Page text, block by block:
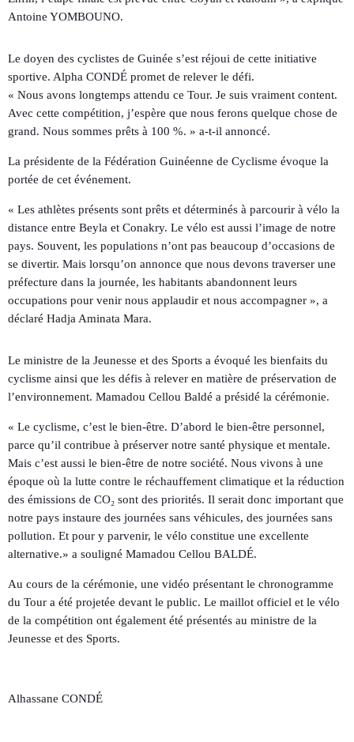
Antoine YOMBOUNO.
Le doyen des cyclistes de Guinée s’est réjoui de cette initiative
sportive. Alpha CONDÉ promet de relever le défi.
« Nous avons longtemps attendu ce Tour. Je suis vraiment content.
Avec cette compétition, j’espère que nous ferons quelque chose de
grand. Nous sommes prêts à 100 %. » a-t-il annoncé.
La présidente de la Fédération Guinéenne de Cyclisme évoque la
portée de cet événement.
« Les athlètes présents sont prêts et déterminés à parcourir à vélo la
distance entre Beyla et Conakry. Le vélo est aussi l’image de notre
pays. Souvent, les populations n’ont pas beaucoup d’occasions de
se divertir. Mais lorsqu’on annonce que nous devons traverser une
préfecture dans la journée, les habitants abandonnent leurs
occupations pour venir nous applaudir et nous accompagner », a
déclaré Hadja Aminata Mara.
Le ministre de la Jeunesse et des Sports a évoqué les bienfaits du
cyclisme ainsi que les défis à relever en matière de préservation de
l’environnement. Mamadou Cellou Baldé a présidé la cérémonie.
« Le cyclisme, c’est le bien-être. D’abord le bien-être personnel,
parce qu’il contribue à préserver notre santé physique et mentale.
Mais c’est aussi le bien-être de notre société. Nous vivons à une
époque où la lutte contre le réchauffement climatique et la réduction
des émissions de CO₂ sont des priorités. Il serait donc important que
notre pays instaure des journées sans véhicules, des journées sans
pollution. Et pour y parvenir, le vélo constitue une excellente
alternative.» a souligné Mamadou Cellou BALDÉ.
Au cours de la cérémonie, une vidéo présentant le chronogramme
du Tour a été projetée devant le public. Le maillot officiel et le vélo
de la compétition ont également été présentés au ministre de la
Jeunesse et des Sports.
Alhassane CONDÉ